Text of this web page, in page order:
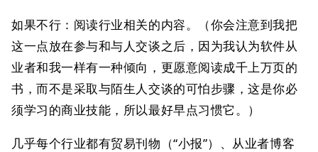
如果不行：阅读行业相关的内容。（你会注意到我把
这一点放在参与和与人交谈之后，因为我认为软件从
业者和我一样有一种倾向，更愿意阅读成千上万页的
书，而不是采取与陌生人交谈的可怕步骤，这是你必
须学习的商业技能，所以最好早点习惯它。）
几乎每个行业都有贸易刊物（“小报”）、从业者博客